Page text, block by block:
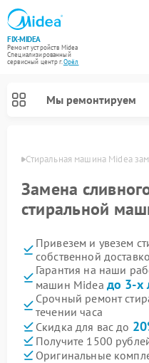
FIX-MIDEA
Ремонт устройств Midea
Специализированный
cервисный центр г.Орёл
Мы ремонтируем
Стиральная машина Midea
Замена
стиральной
Привезем и увезем
собственной
Гарантия на наши
машин Midea до 3-х
Срочный ремонт
течении часа
Скидка для вас до
Получите 1500
Оригинальные